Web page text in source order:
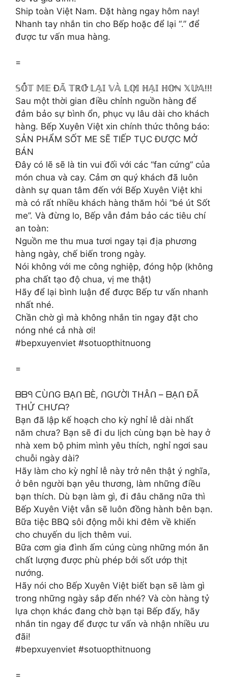
Ship toàn Việt Nam. Đặt hàng ngay hôm nay!
Nhanh tay nhắn tin cho Bếp hoặc để lại “.” để
được tư vấn mua hàng.
=
𝕊𝕆̂́𝕋 𝕄𝔼 Đ𝔸̃ 𝕋ℝ𝕆̛̉ 𝕃𝔸̣𝕀 𝕍𝔸̀ 𝕃𝕆̛̣𝕀 ℍ𝔸̣𝕀 ℍ𝕆̛ℕ 𝕏𝕌̛𝔸!!!
Sau một thời gian điều chỉnh nguồn hàng để
đảm bảo sự bình ổn, phục vụ lâu dài cho khách
hàng. Bếp Xuyên Việt xin chính thức thông báo:
SẢN PHẨM SỐT ME SẼ TIẾP TỤC ĐƯỢC MỞ
BÁN
Đây có lẽ sẽ là tin vui đối với các “fan cứng” của
món chua và cay. Cảm ơn quý khách đã luôn
dành sự quan tâm đến với Bếp Xuyên Việt khi
mà có rất nhiều khách hàng thăm hỏi “bé út Sốt
me”. Và đừng lo, Bếp vẫn đảm bảo các tiêu chí
an toàn:
Nguồn me thu mua tươi ngay tại địa phương
hàng ngày, chế biến trong ngày.
Nói không với me công nghiệp, đóng hộp (không
pha chất tạo độ chua, vị me thật)
Hãy để lại bình luận để được Bếp tư vấn nhanh
nhất nhé.
Chần chờ gì mà không nhắn tin ngay đặt cho
nóng nhé cả nhà ơi!
#bepxuyenviet #sotuopthitnuong
=
ᗷᗷᑫ ᑕÙᑎG ᗷẠᑎ ᗷÈ, ᑎGƯỜI TᕼÂᑎ – ᗷẠᑎ ĐÃ
TᕼỬ ᑕᕼƯᗩ?
Bạn đã lập kế hoạch cho kỳ nghỉ lễ dài nhất
năm chưa? Bạn sẽ đi du lịch cùng bạn bè hay ở
nhà xem bộ phim mình yêu thích, nghỉ ngơi sau
chuỗi ngày dài?
Hãy làm cho kỳ nghỉ lễ này trở nên thật ý nghĩa,
ở bên người bạn yêu thương, làm những điều
bạn thích. Dù bạn làm gì, đi đâu chăng nữa thì
Bếp Xuyên Việt vẫn sẽ luôn đồng hành bên bạn.
Bữa tiệc BBQ sôi động mỗi khi đêm về khiến
cho chuyến du lịch thêm vui.
Bữa cơm gia đình ấm cúng cùng những món ăn
chất lượng được phù phép bởi sốt ướp thịt
nướng.
Hãy nói cho Bếp Xuyên Việt biết bạn sẽ làm gì
trong những ngày sắp đến nhé? Và còn hàng tỷ
lựa chọn khác đang chờ bạn tại Bếp đấy, hãy
nhắn tin ngay để được tư vấn và nhận nhiều ưu
đãi!
#bepxuyenviet #sotuopthitnuong
=